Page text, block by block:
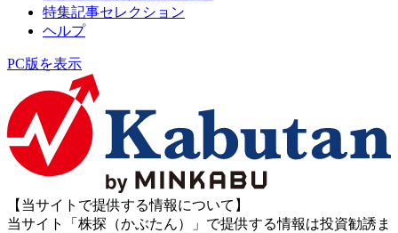
特集記事セレクション
ヘルプ
PC版を表示
【当サイトで提供する情報について】
当サイト「株探（かぶたん）」で提供する情報は投資勧誘ま